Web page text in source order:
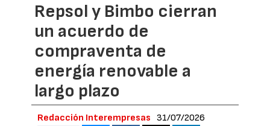
Repsol y Bimbo cierran
un acuerdo de
compraventa de
energía renovable a
largo plazo
Redacción Interempresas 31/07/2026